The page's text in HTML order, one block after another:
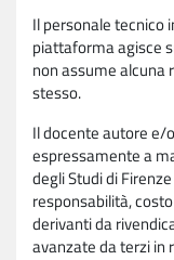
Il personale tecnico
piattaforma agisce
non assume
stesso.
Il docente autore e/
espressamente a
degli Studi di
responsabilità,
derivanti da
avanzate da terzi in